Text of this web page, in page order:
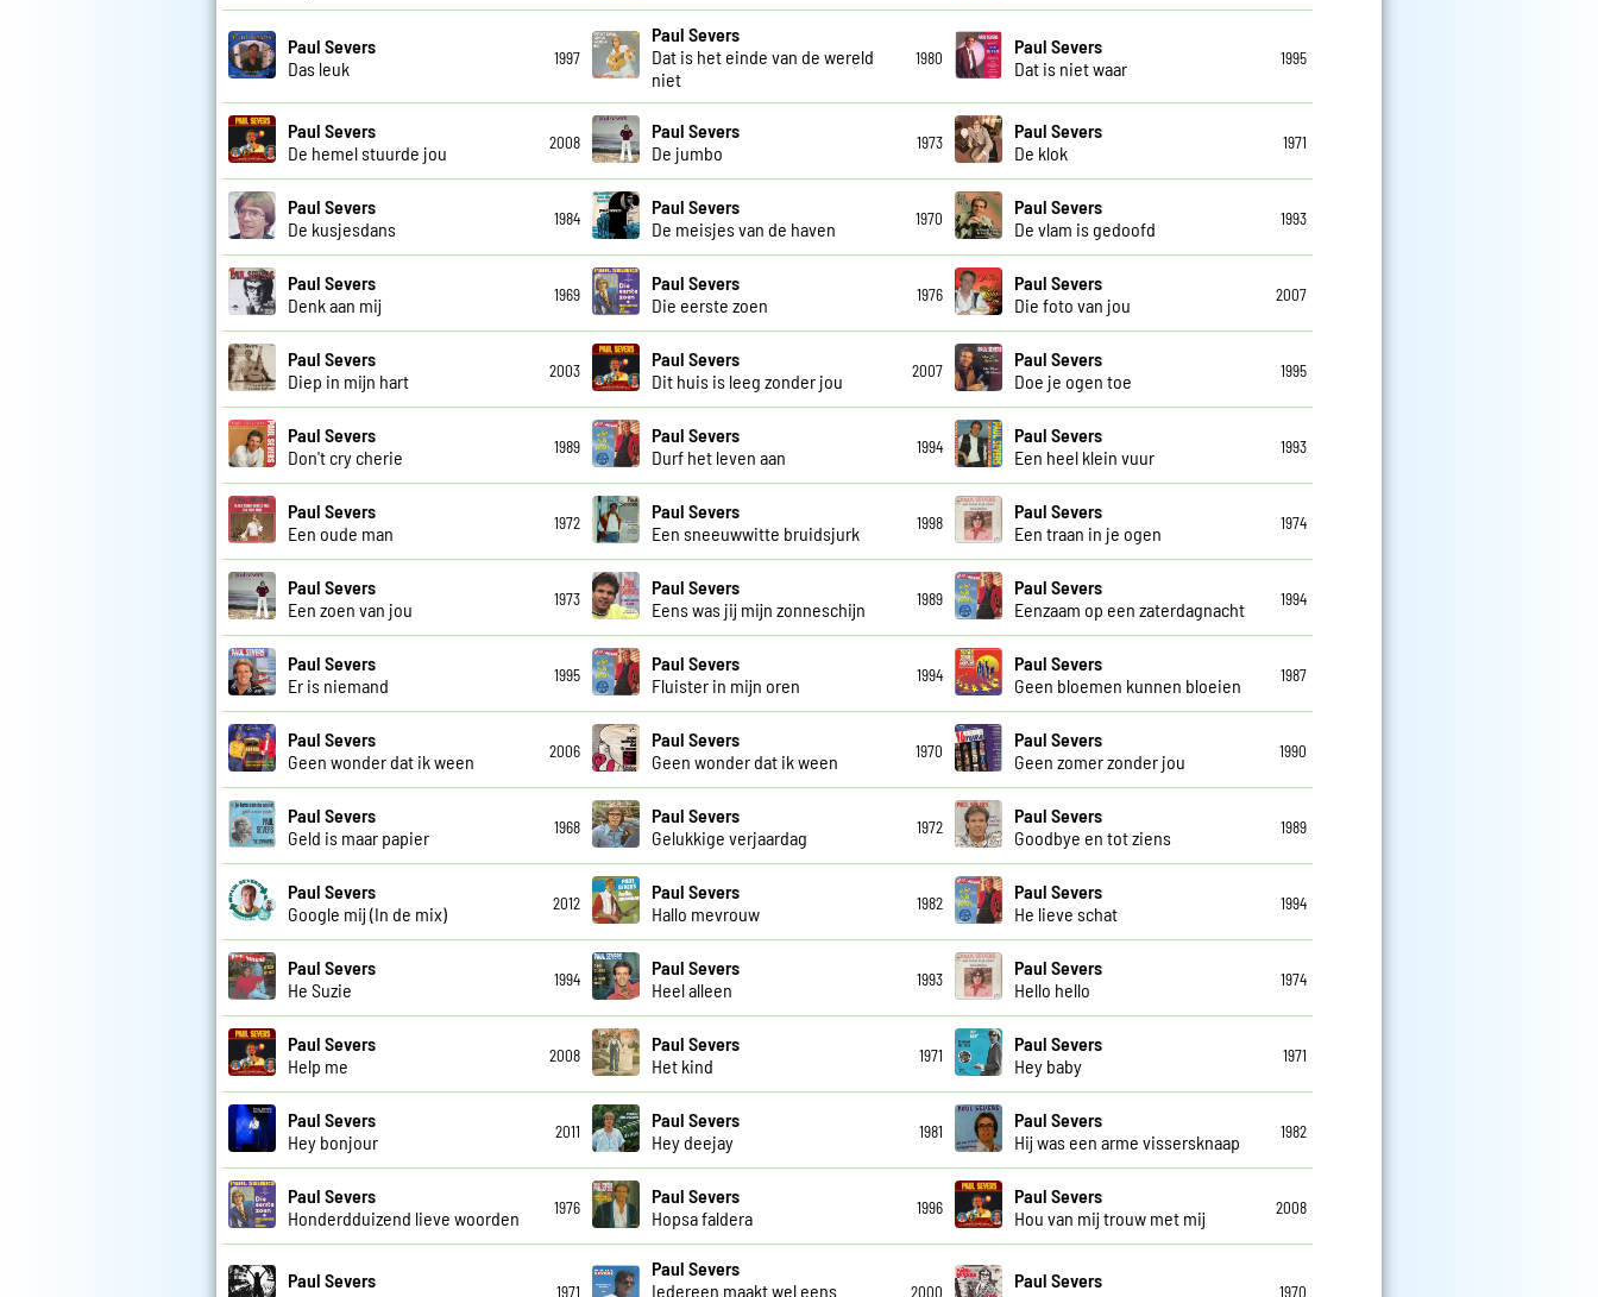
Paul Severs
Das leuk
1997
Paul Severs
Dat is het einde van de wereld
niet
1980
Paul Severs
Dat is niet waar
1995
Paul Severs
De hemel stuurde jou
2008
Paul Severs
De jumbo
1973
Paul Severs
De klok
1971
Paul Severs
De kusjesdans
1984
Paul Severs
De meisjes van de haven
1970
Paul Severs
De vlam is gedoofd
1993
Paul Severs
Denk aan mij
1969
Paul Severs
Die eerste zoen
1976
Paul Severs
Die foto van jou
2007
Paul Severs
Diep in mijn hart
2003
Paul Severs
Dit huis is leeg zonder jou
2007
Paul Severs
Doe je ogen toe
1995
Paul Severs
Don't cry cherie
1989
Paul Severs
Durf het leven aan
1994
Paul Severs
Een heel klein vuur
1993
Paul Severs
Een oude man
1972
Paul Severs
Een sneeuwwitte bruidsjurk
1998
Paul Severs
Een traan in je ogen
1974
Paul Severs
Een zoen van jou
1973
Paul Severs
Eens was jij mijn zonneschijn
1989
Paul Severs
Eenzaam op een zaterdagnacht
1994
Paul Severs
Er is niemand
1995
Paul Severs
Fluister in mijn oren
1994
Paul Severs
Geen bloemen kunnen bloeien
1987
Paul Severs
Geen wonder dat ik ween
2006
Paul Severs
Geen wonder dat ik ween
1970
Paul Severs
Geen zomer zonder jou
1990
Paul Severs
Geld is maar papier
1968
Paul Severs
Gelukkige verjaardag
1972
Paul Severs
Goodbye en tot ziens
1989
Paul Severs
Google mij (In de mix)
2012
Paul Severs
Hallo mevrouw
1982
Paul Severs
He lieve schat
1994
Paul Severs
He Suzie
1994
Paul Severs
Heel alleen
1993
Paul Severs
Hello hello
1974
Paul Severs
Help me
2008
Paul Severs
Het kind
1971
Paul Severs
Hey baby
1971
Paul Severs
Hey bonjour
2011
Paul Severs
Hey deejay
1981
Paul Severs
Hij was een arme vissersknaap
1982
Paul Severs
Honderdduizend lieve woorden
1976
Paul Severs
Hopsa faldera
1996
Paul Severs
Hou van mij trouw met mij
2008
Paul Severs
1971
Paul Severs
Iedereen maakt wel eens
2000
Paul Severs
1970